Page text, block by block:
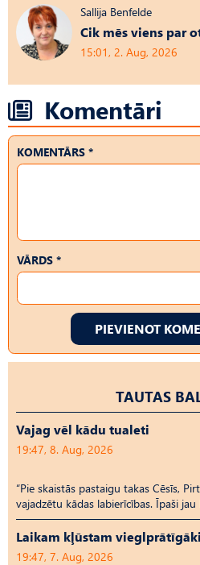
Sallija Benfelde
Cik mēs viens par
15:01, 2. Aug, 2026
Komentāri
KOMENTĀRS *
VĀRDS *
PIEVIENOT
TAUTAS
Vajag vēl kādu tualeti
19:47, 8. Aug, 2026
“Pie skaistās pastaigu takas Cēsīs,
vajadzētu kādas labierīcības. Īpaši
Laikam kļūstam
19:47, 7. Aug, 2026